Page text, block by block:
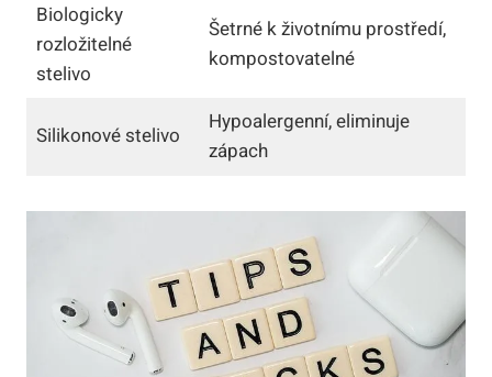
Biologicky
rozložitelné
stelivo
Šetrné k životnímu prostředí,
kompostovatelné
Silikonové stelivo
Hypoalergenní, eliminuje
zápach